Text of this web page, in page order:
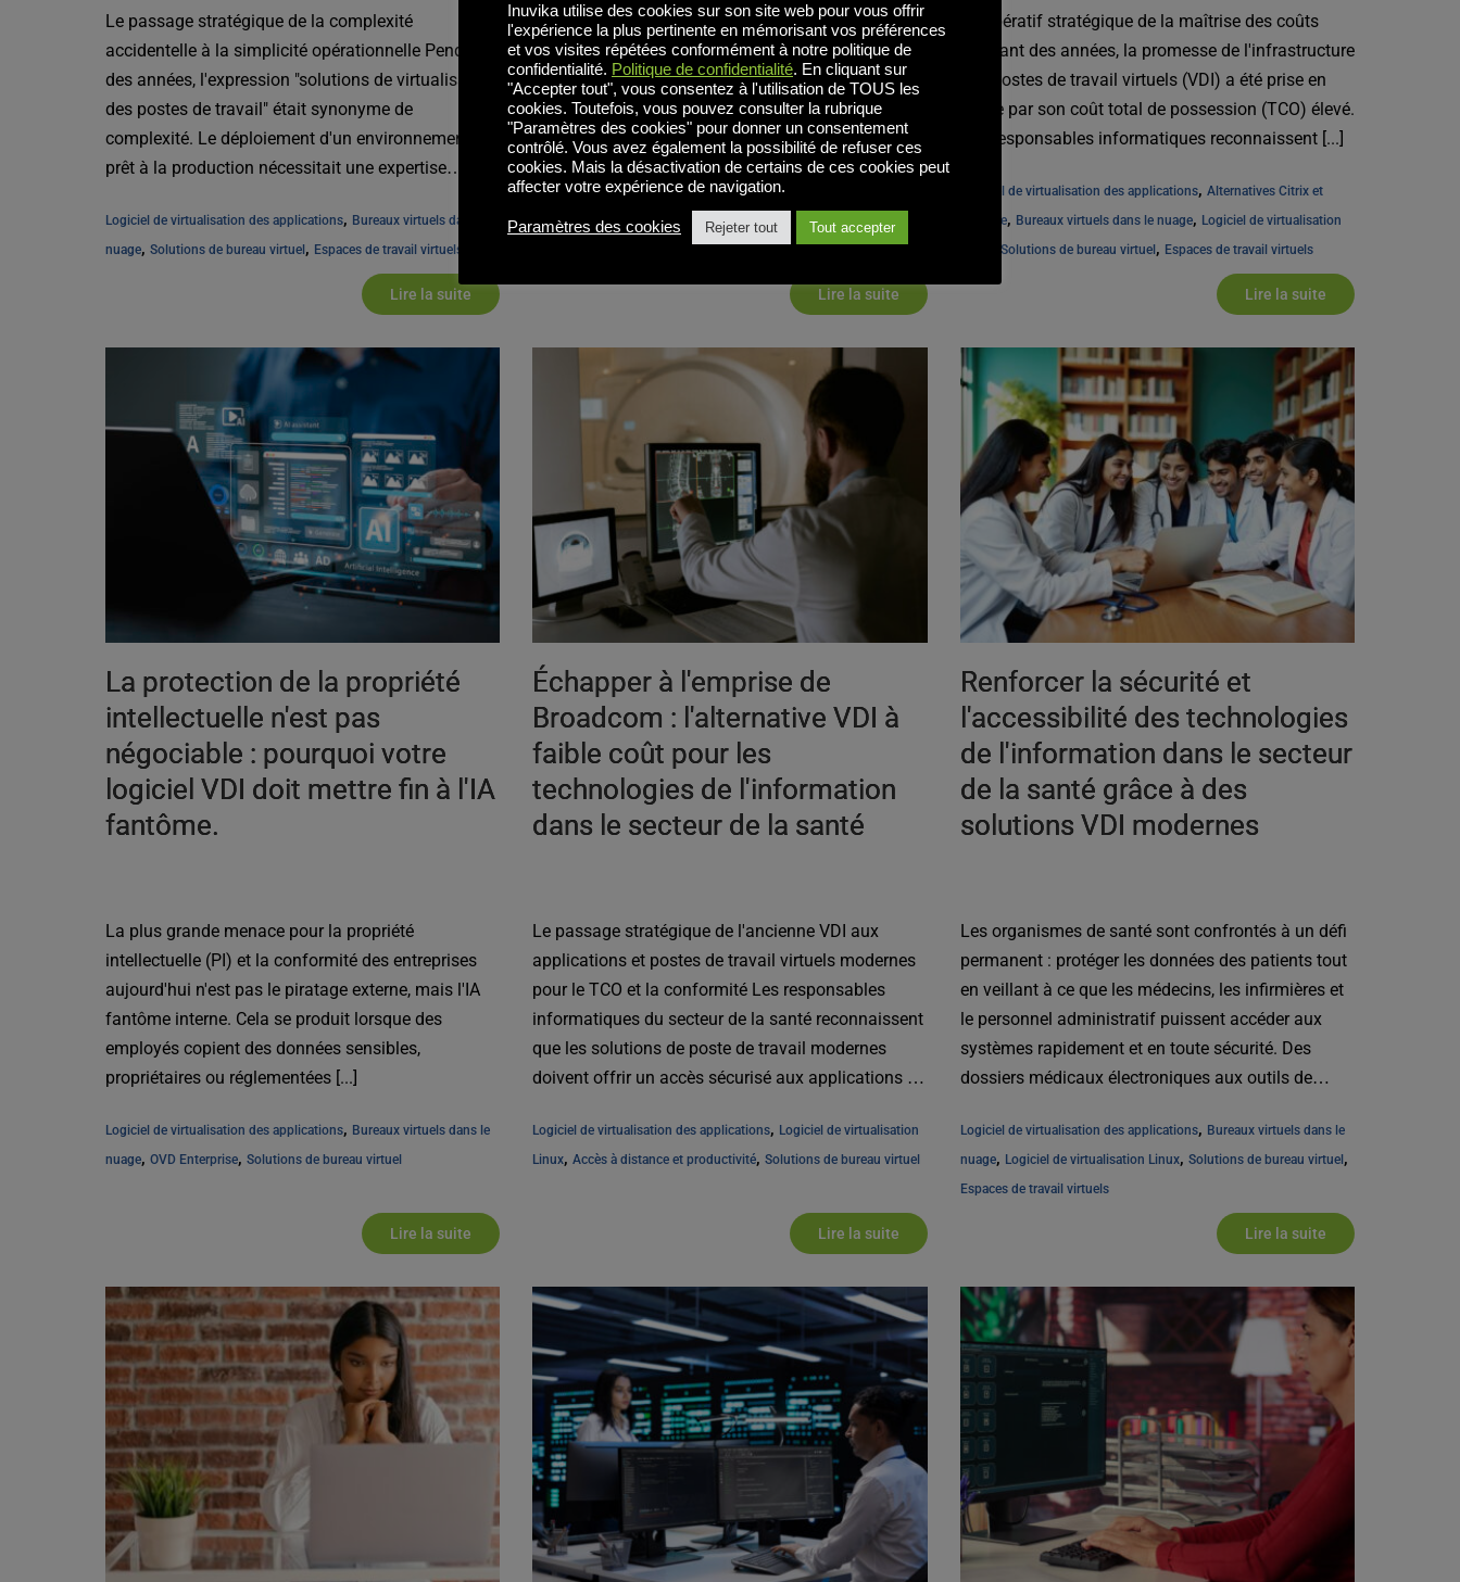
Le passage stratégique de la complexité
accidentelle à la simplicité opérationnelle Pendant
des années, l'expression "solutions de virtualisation
des postes de travail" était synonyme de
complexité. Le déploiement d'un environnement
prêt à la production nécessitait une expertise
Logiciel de virtualisation des applications, Bureaux virtuels dans le
nuage, Solutions de bureau virtuel, Espaces de travail virtuels
Lire la suite
Le défi des équipes informatiques modernes Pour
sélectionner le meilleur logiciel de virtualisation, il
faut trouver un équilibre entre les performances,
l'évolutivité et le coût. Alors que les environnements
informatiques des entreprises deviennent de plus
en plus complexes, les plates-formes existantes [...]
Logiciel de virtualisation des applications ,
Alternatives Citrix et
Logiciel de virtualisation Linux, Solutions de bureau virtuel
Lire la suite
L'impératif stratégique de la maîtrise des coûts
Pendant des années, la promesse de l'infrastructure
des postes de travail virtuels (VDI) a été prise en
otage par son coût total de possession (TCO) élevé.
Les responsables informatiques reconnaissent [...]
Logiciel de virtualisation des applications, Alternatives Citrix et
Vmware, Bureaux virtuels dans le nuage, Logiciel de virtualisation
Solutions de bureau virtuel, Espaces de travail virtuels
Lire la suite
La protection de la propriété
intellectuelle n'est pas
négociable : pourquoi votre
logiciel VDI doit mettre fin à l'IA
fantôme.
La plus grande menace pour la propriété
intellectuelle (PI) et la conformité des entreprises
aujourd'hui n'est pas le piratage externe, mais l'IA
fantôme interne. Cela se produit lorsque des
employés copient des données sensibles,
propriétaires ou réglementées [...]
Logiciel de virtualisation des applications, Bureaux virtuels dans le
nuage, OVD Enterprise, Solutions de bureau virtuel
Lire la suite
Échapper à l'emprise de
Broadcom : l'alternative VDI à
faible coût pour les
technologies de l'information
dans le secteur de la santé
Le passage stratégique de l'ancienne VDI aux
applications et postes de travail virtuels modernes
pour le TCO et la conformité Les responsables
informatiques du secteur de la santé reconnaissent
que les solutions de poste de travail modernes
doivent offrir un accès sécurisé aux applications et
Logiciel de virtualisation des applications, Logiciel de virtualisation
Linux, Accès à distance et productivité, Solutions de bureau virtuel
Lire la suite
Renforcer la sécurité et
l'accessibilité des technologies
de l'information dans le secteur
de la santé grâce à des
solutions VDI modernes
Les organismes de santé sont confrontés à un défi
permanent : protéger les données des patients tout
en veillant à ce que les médecins, les infirmières et
le personnel administratif puissent accéder aux
systèmes rapidement et en toute sécurité. Des
dossiers médicaux électroniques aux outils de
Logiciel de virtualisation des applications, Bureaux virtuels dans le
nuage, Logiciel de virtualisation Linux, Solutions de bureau virtuel
Espaces de travail virtuels
Lire la suite
Inuvika utilise des cookies sur son site web pour vous offrir
l'expérience la plus pertinente en mémorisant vos préférences
et vos visites répétées conformément à notre politique de
confidentialité. Politique de confidentialité. En cliquant sur
"Accepter tout", vous consentez à l'utilisation de TOUS les
cookies. Toutefois, vous pouvez consulter la rubrique
"Paramètres des cookies" pour donner un consentement
contrôlé. Vous avez également la possibilité de refuser ces
cookies. Mais la désactivation de certains de ces cookies peut
affecter votre expérience de navigation.
Paramètres des cookies Rejeter tout Tout accepter